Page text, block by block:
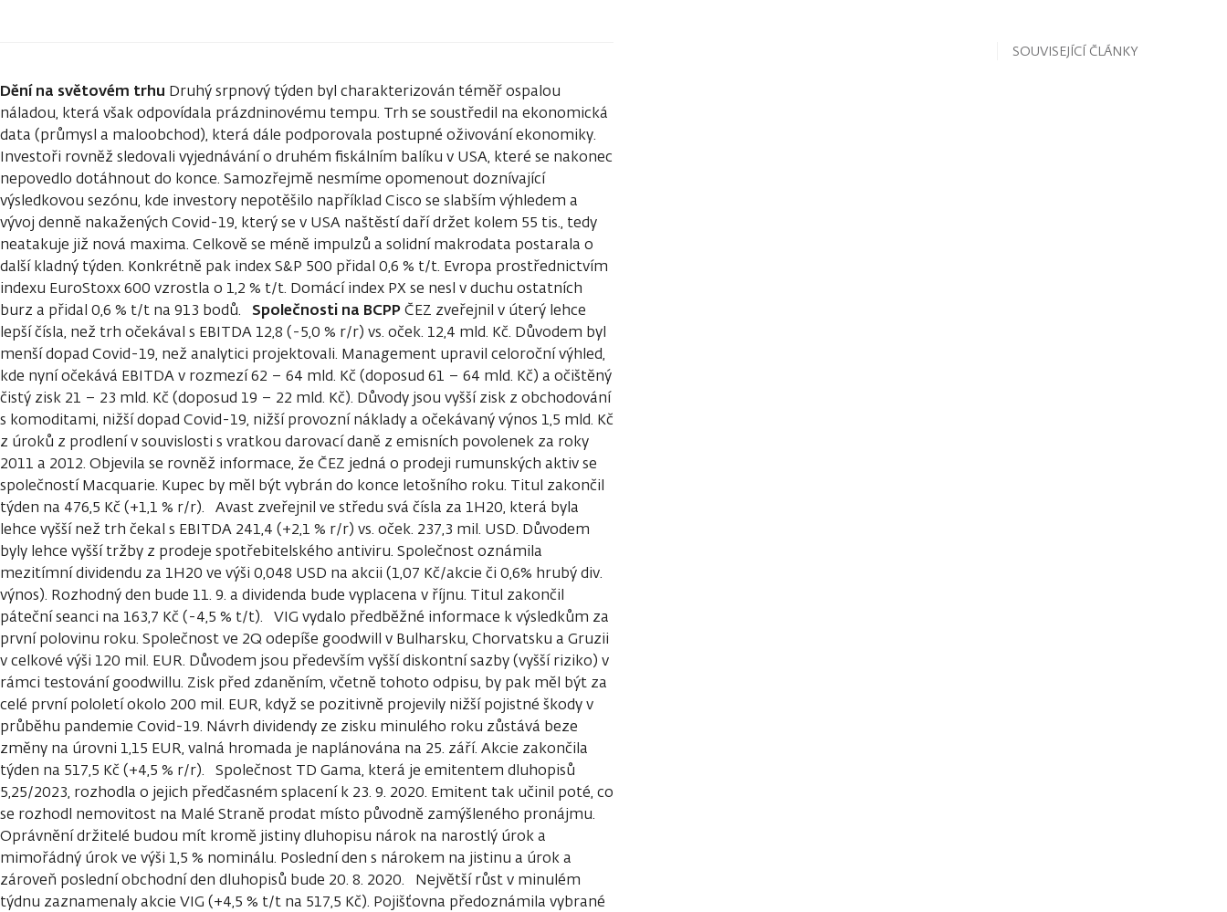
Dění na světovém trhu Druhý srpnový týden byl charakterizován téměř ospalou
náladou, která však odpovídala prázdninovému tempu. Trh se soustředil na ekonomická
data (průmysl a maloobchod), která dále podporovala postupné oživování ekonomiky.
Investoři rovněž sledovali vyjednávání o druhém fiskálním balíku v USA, které se nakonec
nepovedlo dotáhnout do konce. Samozřejmě nesmíme opomenout doznívající
výsledkovou sezónu, kde investory nepotěšilo například Cisco se slabším výhledem a
vývoj denně nakažených Covid-19, který se v USA naštěstí daří držet kolem 55 tis., tedy
neatakuje již nová maxima. Celkově se méně impulzů a solidní makrodata postarala o
další kladný týden. Konkrétně pak index S&P 500 přidal 0,6 % t/t. Evropa prostřednictvím
indexu EuroStoxx 600 vzrostla o 1,2 % t/t. Domácí index PX se nesl v duchu ostatních
burz a přidal 0,6 % t/t na 913 bodů. Společnosti na BCPPČEZ zveřejnil v úterý lehce
lepší čísla, než trh očekával s EBITDA 12,8 (-5,0 % r/r) vs. oček. 12,4 mld. Kč. Důvodem byl
menší dopad Covid-19, než analytici projektovali. Management upravil celoroční výhled,
kde nyní očekává EBITDA v rozmezí 62 – 64 mld. Kč (doposud 61 – 64 mld. Kč) a očištěný
čistý zisk 21 – 23 mld. Kč (doposud 19 – 22 mld. Kč). Důvody jsou vyšší zisk z obchodování
s komoditami, nižší dopad Covid-19, nižší provozní náklady a očekávaný výnos 1,5 mld. Kč
z úroků z prodlení v souvislosti s vratkou darovací daně z emisních povolenek za roky
2011 a 2012. Objevila se rovněž informace, že ČEZ jedná o prodeji rumunských aktiv se
společností Macquarie. Kupec by měl být vybrán do konce letošního roku. Titul zakončil
týden na 476,5 Kč (+1,1 % r/r). Avast zveřejnil ve středu svá čísla za 1H20, která byla
lehce vyšší než trh čekal s EBITDA 241,4 (+2,1 % r/r) vs. oček. 237,3 mil. USD. Důvodem
byly lehce vyšší tržby z prodeje spotřebitelského antiviru. Společnost oznámila
mezitímní dividendu za 1H20 ve výši 0,048 USD na akcii (1,07 Kč/akcie či 0,6% hrubý div.
výnos). Rozhodný den bude 11. 9. a dividenda bude vyplacena v říjnu. Titul zakončil
páteční seanci na 163,7 Kč (-4,5 % t/t). VIG vydalo předběžné informace k výsledkům za
první polovinu roku. Společnost ve 2Q odepíše goodwill v Bulharsku, Chorvatsku a Gruzii
v celkové výši 120 mil. EUR. Důvodem jsou především vyšší diskontní sazby (vyšší riziko) v
rámci testování goodwillu. Zisk před zdaněním, včetně tohoto odpisu, by pak měl být za
celé první pololetí okolo 200 mil. EUR, když se pozitivně projevily nižší pojistné škody v
průběhu pandemie Covid-19. Návrh dividendy ze zisku minulého roku zůstává beze
změny na úrovni 1,15 EUR, valná hromada je naplánována na 25. září. Akcie zakončila
týden na 517,5 Kč (+4,5 % r/r). Společnost TD Gama, která je emitentem dluhopisů
5,25/2023, rozhodla o jejich předčasném splacení k 23. 9. 2020. Emitent tak učinil poté, co
se rozhodl nemovitost na Malé Straně prodat místo původně zamýšleného pronájmu.
Oprávnění držitelé budou mít kromě jistiny dluhopisu nárok na narostlý úrok a
mimořádný úrok ve výši 1,5 % nominálu. Poslední den s nárokem na jistinu a úrok a
zároveň poslední obchodní den dluhopisů bude 20. 8. 2020. Největší růst v minulém
týdnu zaznamenaly akcie VIG (+4,5 % t/t na 517,5 Kč). Pojišťovna předoznámila vybrané
SOUVISEJÍCÍ ČLÁNKY